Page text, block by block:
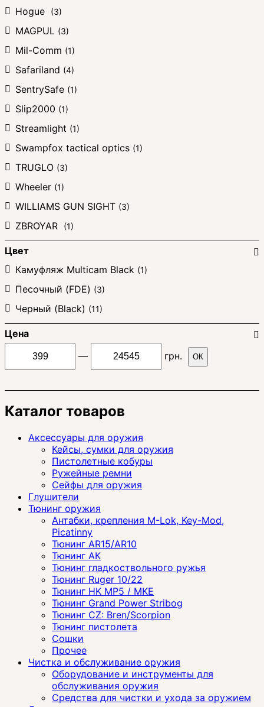
Hogue (3)
MAGPUL (3)
Mil-Comm (1)
Safariland (4)
SentrySafe (1)
Slip2000 (1)
Streamlight (1)
Swampfox tactical optics (1)
TRUGLO (3)
Wheeler (1)
WILLIAMS GUN SIGHT (3)
ZBROYAR (1)
Цвет
Камуфляж Multicam Black (1)
Песочный (FDE) (3)
Черный (Black) (11)
Цена
—
грн. ОК
Каталог товаров
Аксессуары для оружия
Кейсы, сумки для оружия
Пистолетные кобуры
Ружейные ремни
Сейфы для оружия
Глушители
Тюнинг оружия
Антабки, крепления M-Lok, Key-Mod,
Picatinny
Тюнинг AR15/AR10
Тюнинг АК
Тюнинг гладкоствольного ружья
Тюнинг Ruger 10/22
Тюнинг HK MP5 / MKE
Тюнинг Grand Power Stribog
Тюнинг CZ: Bren/Scorpion
Тюнинг пистолета
Сошки
Прочее
Чистка и обслуживание оружия
Оборудование и инструменты для
обслуживания оружия
Средства для чистки и ухода за оружием